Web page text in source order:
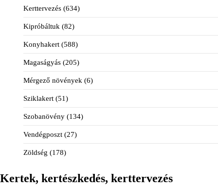
Kerttervezés (634)
Kipróbáltuk (82)
Konyhakert (588)
Magaságyás (205)
Mérgező növények (6)
Sziklakert (51)
Szobanövény (134)
Vendégposzt (27)
Zöldség (178)
Kertek, kertészkedés, kerttervezés